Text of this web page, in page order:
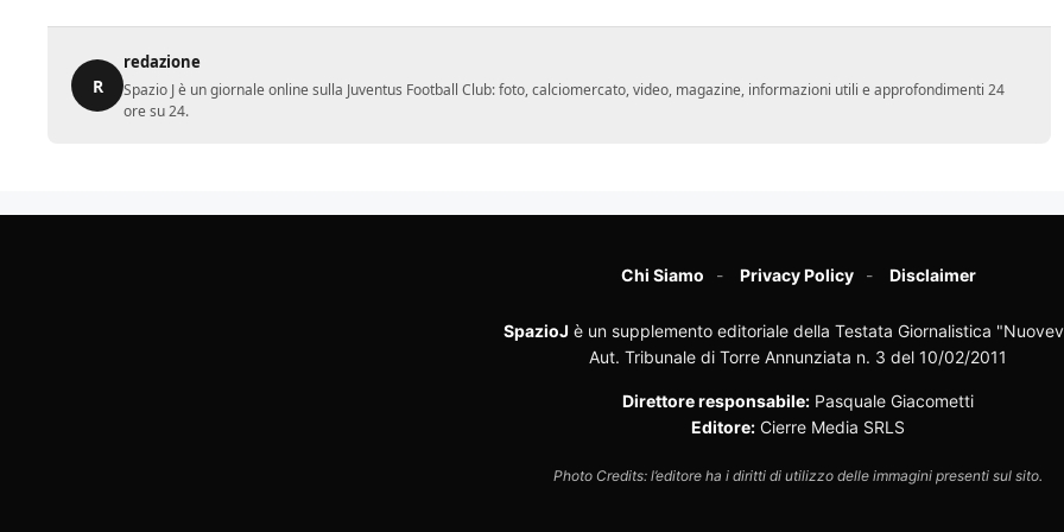
R
redazione
Spazio J è un giornale online sulla Juventus Football Club: foto, calciomercato, video, magazine, informazioni utili e approfondimenti 24
ore su 24.
Chi Siamo Privacy Policy Disclaimer
SpazioJ è un supplemento editoriale della Testata Giornalistica
Aut. Tribunale di Torre Annunziata n. 3 del 10/02/2011
Direttore responsabile: Pasquale Giacometti
Editore: Cierre Media SRLS
Photo Credits: l’editore ha i diritti di utilizzo delle immagini presenti sul sito.